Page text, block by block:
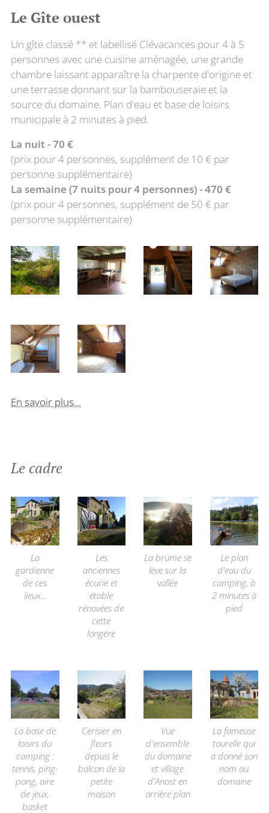
Le Gîte ouest
Un gîte classé ** et labellisé Clévacances pour 4 à 5
personnes avec une cuisine aménagée, une grande
chambre laissant apparaître la charpente d'origine et
une terrasse donnant sur la bambouseraie et la
source du domaine. Plan d'eau et base de loisirs
municipale à 2 minutes à pied.
La nuit - 70 €
(prix pour 4 personnes, supplément de 10 € par
personne supplémentaire)
La semaine (7 nuits pour 4 personnes) - 470 €
(prix pour 4 personnes, supplément de 50 € par
personne supplémentaire)
En savoir plus...
Le cadre
La
gardienne
de ces
lieux...
Les
anciennes
écurie et
étable
rénovées de
cette
longère
La brume se
lève sur la
vallée
Le plan
d'eau du
camping, à
2 minutes à
pied
La base de
loisirs du
camping :
tennis, ping-
pong, aire
de jeux,
basket
Cerisier en
fleurs
depuis le
balcon de la
petite
maison
Vue
d'ensemble
du domaine
et village
d'Anost en
arrière plan
La fameuse
tourelle qui
a donné son
nom au
domaine